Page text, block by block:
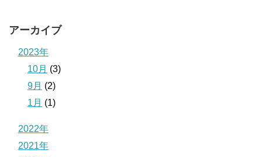
アーカイブ
2023年
10月 (3)
9月 (2)
1月 (1)
2022年
2021年